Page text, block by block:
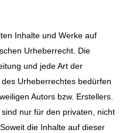
Inhalte und Werke auf
Urheberrecht. Die
und jede Art der
Urheberrechtes bedürfen
Autors bzw. Erstellers.
nur für den privaten, nicht
die Inhalte auf dieser